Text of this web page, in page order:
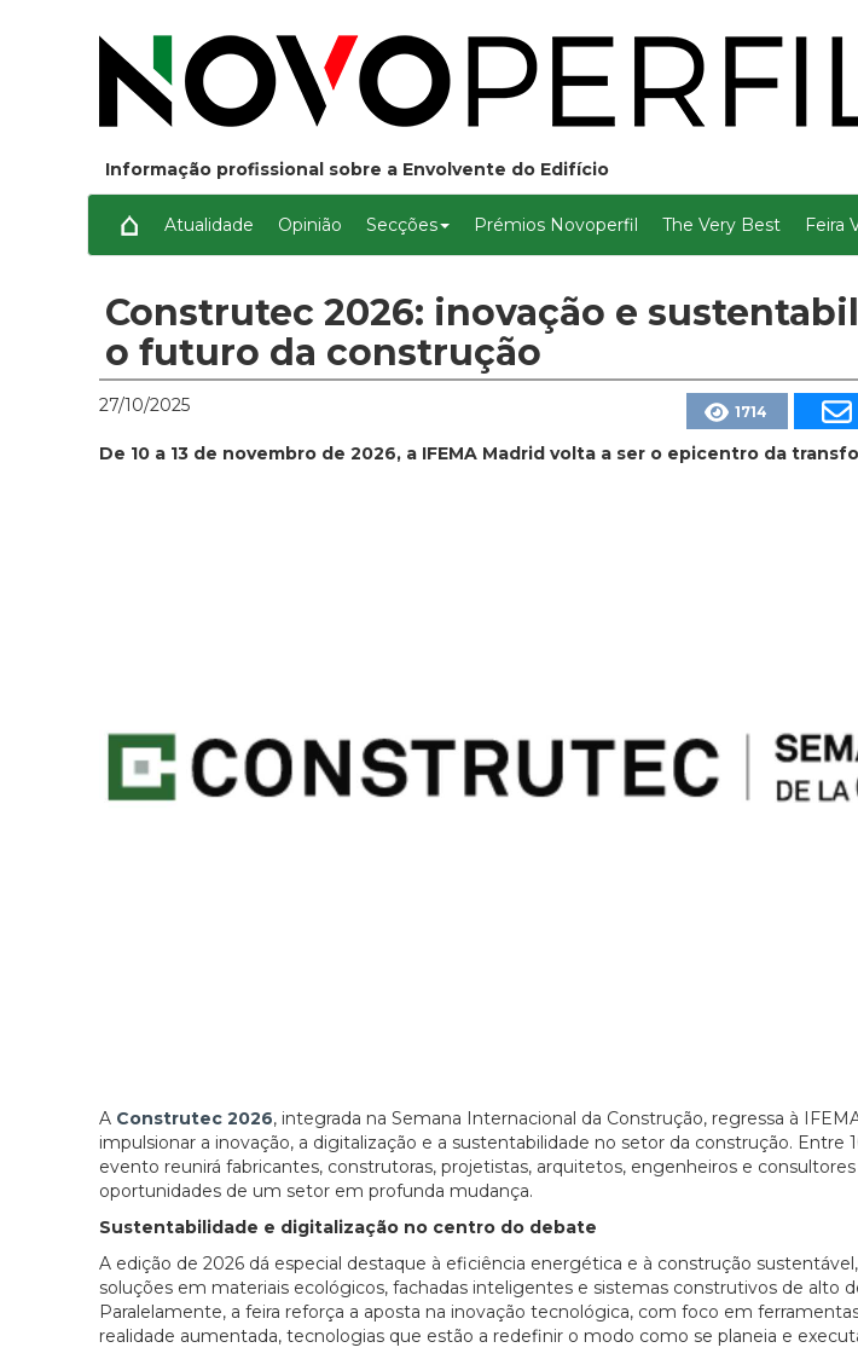
Informação profissional sobre a Envolvente do Edifício
Atualidade Opinião Secções Prémios Novoperfil The Very Best Feira
Construtec 2026: inovação e
o futuro da construção
27/10/2025 1714
De 10 a 13 de novembro de 2026, a IFEMA Madrid volta a ser o epicentro da
A Construtec 2026, integrada na Semana Internacional da Construção, regressa à
impulsionar a inovação, a digitalização e a sustentabilidade no setor da construção. Entre
evento reunirá fabricantes, construtoras, projetistas, arquitetos, engenheiros e
oportunidades de um setor em profunda mudança.
Sustentabilidade e digitalização no centro do debate
A edição de 2026 dá especial destaque à eficiência energética e à construção
soluções em materiais ecológicos, fachadas inteligentes e sistemas construtivos de alto
Paralelamente, a feira reforça a aposta na inovação tecnológica, com foco em
realidade aumentada, tecnologias que estão a redefinir o modo como se planeia e